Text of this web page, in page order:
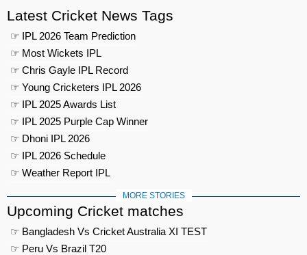
Latest Cricket News Tags
☞ IPL 2026 Team Prediction
☞ Most Wickets IPL
☞ Chris Gayle IPL Record
☞ Young Cricketers IPL 2026
☞ IPL 2025 Awards List
☞ IPL 2025 Purple Cap Winner
☞ Dhoni IPL 2026
☞ IPL 2026 Schedule
☞ Weather Report IPL
MORE STORIES
Upcoming Cricket matches
☞ Bangladesh Vs Cricket Australia XI TEST
☞ Peru Vs Brazil T20